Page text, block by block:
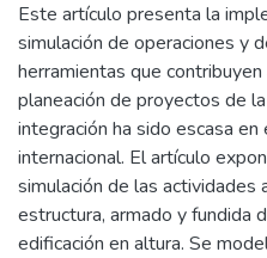
Este artículo presenta la
simulación de operaciones y
herramientas que
planeación de proyectos de
integración ha sido escasa
internacional. El artículo
simulación de las actividades
estructura, armado y fundida
edificación en altura. Se